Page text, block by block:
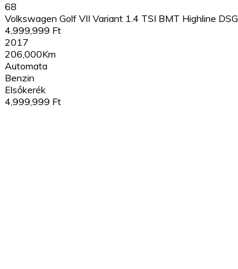
68
Volkswagen Golf VII Variant 1.4 TSI BMT Highline DSG
4,999,999 Ft
2017
206,000Km
Automata
Benzin
Elsőkerék
4,999,999 Ft